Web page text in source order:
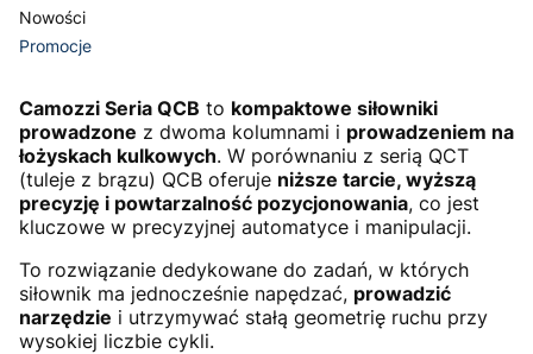
Nowości
Promocje
Camozzi Seria QCB to kompaktowe siłowniki
prowadzone z dwoma kolumnami i prowadzeniem na
łożyskach kulkowych. W porównaniu z serią QCT
(tuleje z brązu) QCB oferuje niższe tarcie, wyższą
precyzję i powtarzalność pozycjonowania, co jest
kluczowe w precyzyjnej automatyce i manipulacji.
To rozwiązanie dedykowane do zadań, w których
siłownik ma jednocześnie napędzać, prowadzić
narzędzie i utrzymywać stałą geometrię ruchu przy
wysokiej liczbie cykli.